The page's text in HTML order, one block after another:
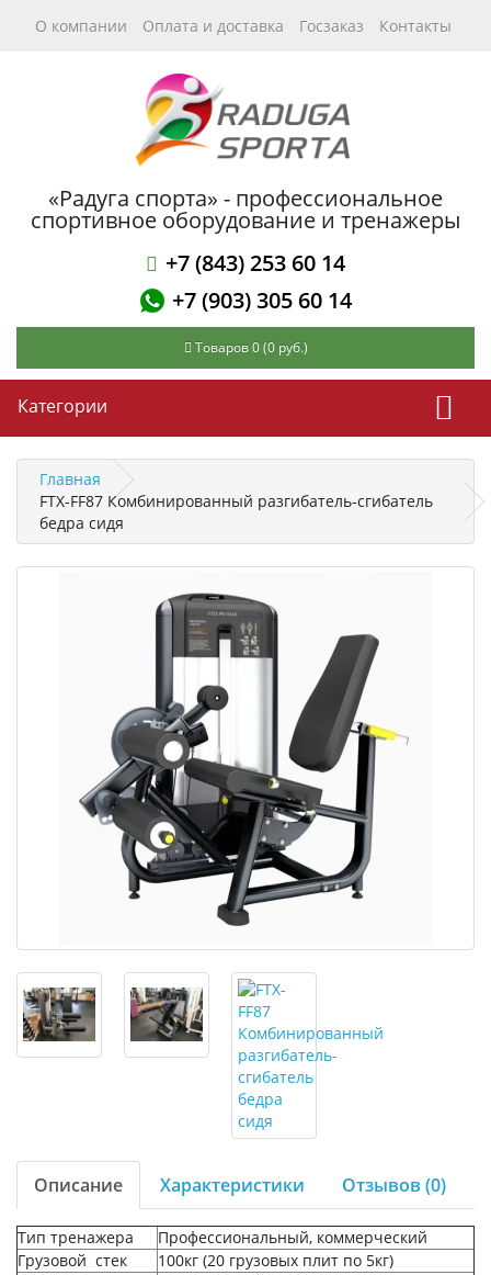
О компании Оплата и доставка Госзаказ Контакты
«Радуга спорта» - профессиональное
спортивное оборудование и тренажеры
+7 (843) 253 60 14
+7 (903) 305 60 14
Товаров 0 (0 руб.)
Категории
Главная
FTX-FF87 Комбинированный разгибатель-сгибатель
бедра сидя
Описание Характеристики Отзывов (0)
Тип тренажера
Профессиональный, коммерческий
Грузовой стек
100кг (20 грузовых плит по 5кг)